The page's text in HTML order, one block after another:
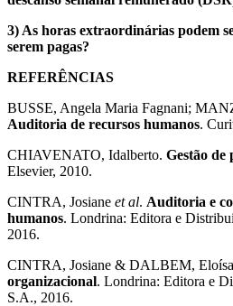
3) As horas extraordinárias podem
serem pagas?
REFERÊNCIAS
BUSSE, Angela Maria Fagnani;
Auditoria de recursos humanos.
CHIAVENATO, Idalberto. Gestão de
Elsevier, 2010.
CINTRA, Josiane et al. Auditoria e
humanos. Londrina: Editora e
2016.
CINTRA, Josiane & DALBEM,
organizacional. Londrina: Editora e
S.A., 2016.